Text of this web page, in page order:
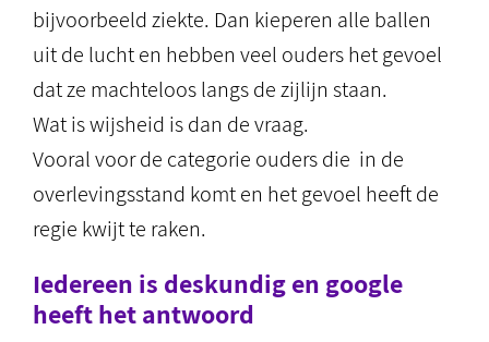
bijvoorbeeld ziekte. Dan kieperen alle ballen
uit de lucht en hebben veel ouders het gevoel
dat ze machteloos langs de zijlijn staan.
Wat is wijsheid is dan de vraag.
Vooral voor de categorie ouders die in de
overlevingsstand komt en het gevoel heeft de
regie kwijt te raken.
Iedereen is deskundig en google
heeft het antwoord